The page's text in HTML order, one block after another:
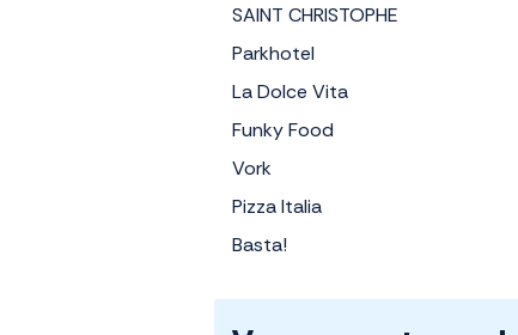
SAINT CHRISTOPHE
Parkhotel
La Dolce Vita
Funky Food
Vork
Pizza Italia
Basta!